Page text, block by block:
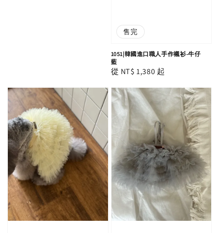
售完
1051|韓國進口職人手作襯衫-牛仔
藍
Regular
從 NT$ 1,380 起